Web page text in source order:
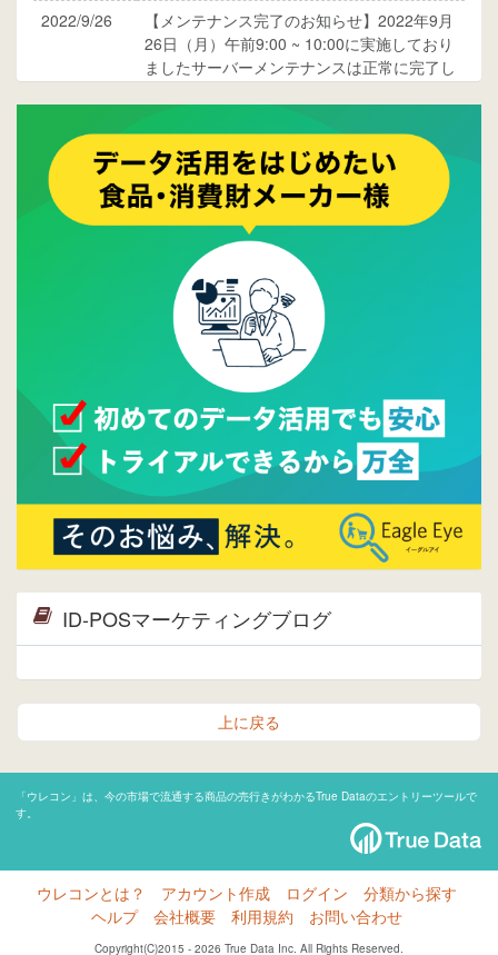
2022/9/26
【メンテナンス完了のお知らせ】2022年9月
26日（月）午前9:00 ~ 10:00に実施しており
ましたサーバーメンテナンスは正常に完了し
ご覧ください。
2015/10/19
ウレコンのサイト機能を大幅バージョンアッ
プ。詳細はこちら。⇒告知ページへ
2015/09/28
ウレコンが機能拡充し、サイトリニューアル
しました。⇒
ウレコンFacebook
Facebookページを開設しました。詳細は
ら。
ウレコンサイトリリースしました。
ID-POSマーケティングブログ
上に戻る
「ウレコン」は、今の市場で流通する商品の売行きがわかるTrue Dataのエントリーツールで
す。
ウレコンとは？ アカウント作成 ログイン
分類から探す
ヘルプ
会社概要 利用規約 お問い合わせ
Copyright(C)2015 - 2026 True Data Inc. All Rights Reserved.